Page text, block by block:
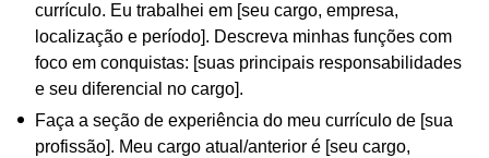
currículo. Eu trabalhei em [seu cargo, empresa,
localização e período]. Descreva minhas funções com
foco em conquistas: [suas principais responsabilidades
e seu diferencial no cargo].
Faça a seção de experiência do meu currículo de [sua
profissão]. Meu cargo atual/anterior é [seu cargo,